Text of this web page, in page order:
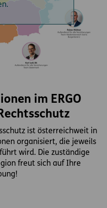
im ERGO
ist österreichweit in
organisiert, die jeweils
wird. Die zuständige
freut sich auf Ihre